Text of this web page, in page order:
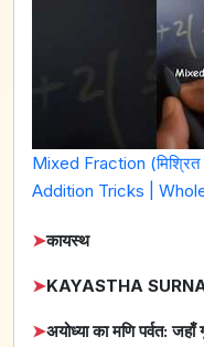
Mixed Fraction
Addition Tricks |
➤कायस्थ
➤KAYASTHA
➤अयोध्या का मणि पर्वत: